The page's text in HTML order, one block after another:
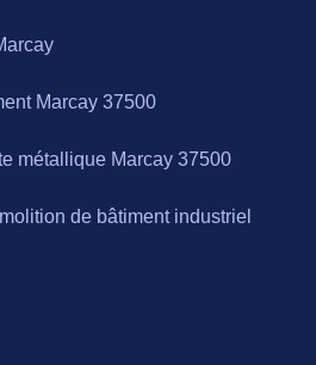
Marcay 37500
métallique Marcay 37500
de bâtiment industriel